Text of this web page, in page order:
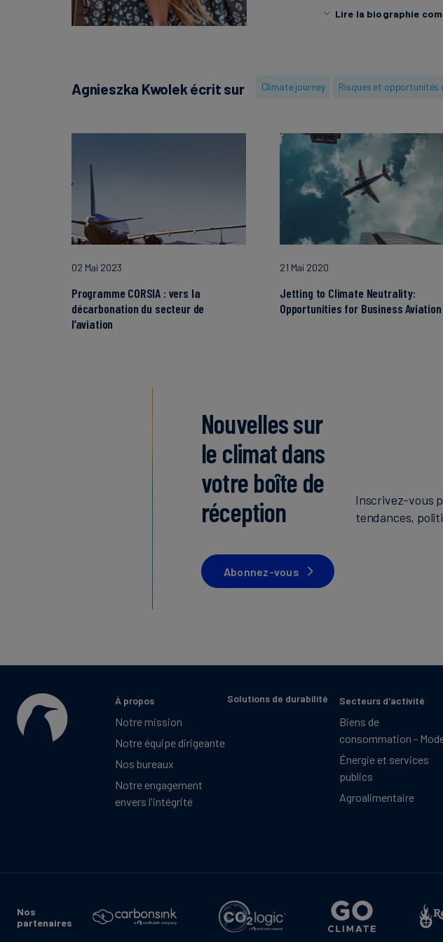
l'industrie
aériennes, des
voyage. Comment end
Lire la biographie
Agnieszka Kwolek écrit sur Climate journey Risques et opportunités
02 Mai 2023
Programme CORSIA : vers la
décarbonation du secteur de
l’aviation
21 Mai 2020
Jetting to Climate Neutrality:
Opportunities for Business Aviation
Nouvelles sur
le climat dans
votre boîte de
réception
Inscrivez-vous
tendances,
Abonnez-vous
À propos
Notre mission
Notre équipe dirigeante
Nos bureaux
Notre engagement
envers l'intégrité
Solutions de durabilité Secteurs d'activité
Biens de
consommation -
Énergie et services
publics
Agroalimentaire
Nos
partenaires